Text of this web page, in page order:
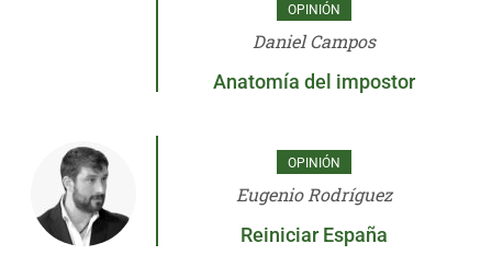
OPINIÓN
Daniel Campos
Anatomía del impostor
OPINIÓN
Eugenio Rodríguez
Reiniciar España